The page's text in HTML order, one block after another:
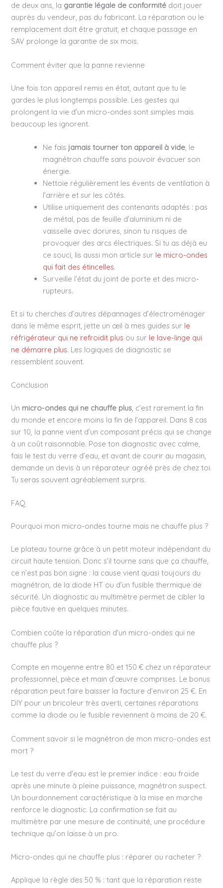
de deux ans, la garantie légale de conformité doit jouer
auprès du vendeur, pas du fabricant. La réparation ou le
remplacement doit être gratuit, et chaque passage en
SAV prolonge la garantie de six mois.
Comment éviter que la panne revienne
Une fois ton appareil remis en état, autant que tu le
gardes le plus longtemps possible. Les gestes qui
prolongent la vie d’un micro-ondes sont simples mais
beaucoup les ignorent.
Ne fais jamais tourner ton appareil à vide, le
magnétron chauffe sans pouvoir évacuer son
énergie.
Nettoie régulièrement les évents de ventilation à
l’arrière et sur les côtés.
Utilise uniquement des contenants adaptés : pas
de métal, pas de feuille d’aluminium ni de
vaisselle avec dorures, sinon tu risques de
provoquer des arcs électriques. Si tu as déjà eu
ce souci, lis aussi mon article sur le micro-ondes
qui fait des étincelles.
Surveille l’état du joint de porte et des micro-
rupteurs.
Et si tu cherches d’autres dépannages d’électroménager
dans le même esprit, jette un œil à mes guides sur le
réfrigérateur qui ne refroidit plus ou sur le lave-linge qui
ne démarre plus. Les logiques de diagnostic se
ressemblent souvent.
Conclusion
Un micro-ondes qui ne chauffe plus, c’est rarement la fin
du monde et encore moins la fin de l’appareil. Dans 8 cas
sur 10, la panne vient d’un composant précis qui se change
à un coût raisonnable. Pose ton diagnostic avec calme,
fais le test du verre d’eau, et avant de courir au magasin,
demande un devis à un réparateur agréé près de chez toi.
Tu seras souvent agréablement surpris.
FAQ
Pourquoi mon micro-ondes tourne mais ne chauffe plus ?
Le plateau tourne grâce à un petit moteur indépendant du
circuit haute tension. Donc s’il tourne sans que ça chauffe,
ce n’est pas bon signe : la cause vient quasi toujours du
magnétron, de la diode HT ou d’un fusible thermique de
sécurité. Un diagnostic au multimètre permet de cibler la
pièce fautive en quelques minutes.
Combien coûte la réparation d’un micro-ondes qui ne
chauffe plus ?
Compte en moyenne entre 80 et 150 € chez un réparateur
professionnel, pièce et main d’œuvre comprises. Le bonus
réparation peut faire baisser la facture d’environ 25 €. En
DIY pour un bricoleur très averti, certaines réparations
comme la diode ou le fusible reviennent à moins de 20 €.
Comment savoir si le magnétron de mon micro-ondes est
mort ?
Le test du verre d’eau est le premier indice : eau froide
après une minute à pleine puissance, magnétron suspect.
Un bourdonnement caractéristique à la mise en marche
renforce le diagnostic. La confirmation se fait au
multimètre par une mesure de continuité, une procédure
technique qu’on laisse à un pro.
Micro-ondes qui ne chauffe plus : réparer ou racheter ?
Applique la règle des 50 % : tant que la réparation reste